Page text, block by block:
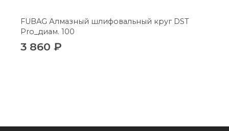
FUBAG Алмазный шлифовальный круг DST
Pro_диам. 100
3 860 ₽